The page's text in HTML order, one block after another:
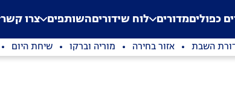
Application error: a
. כפוליםמדורים לוח שידוריםהשותפים צרו קשר
השבת אזור בחירה מוריה וברקו שיחת היום